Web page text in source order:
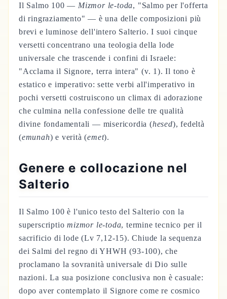
Il Salmo 100 — Mizmor le-toda, "Salmo per l'offerta
di ringraziamento" — è una delle composizioni più
brevi e luminose dell'intero Salterio. I suoi cinque
versetti concentrano una teologia della lode
universale che trascende i confini di Israele:
"Acclama il Signore, terra intera" (v. 1). Il tono è
estatico e imperativo: sette verbi all'imperativo in
pochi versetti costruiscono un climax di adorazione
che culmina nella confessione delle tre qualità
divine fondamentali — misericordia (hesed), fedeltà
(emunah) e verità (emet).
Genere e collocazione nel
Salterio
Il Salmo 100 è l'unico testo del Salterio con la
superscriptiomizmor le-toda, termine tecnico per il
sacrificio di lode (Lv 7,12-15). Chiude la sequenza
dei Salmi del regno di YHWH (93-100), che
proclamano la sovranità universale di Dio sulle
nazioni. La sua posizione conclusiva non è casuale:
dopo aver contemplato il Signore come re cosmico